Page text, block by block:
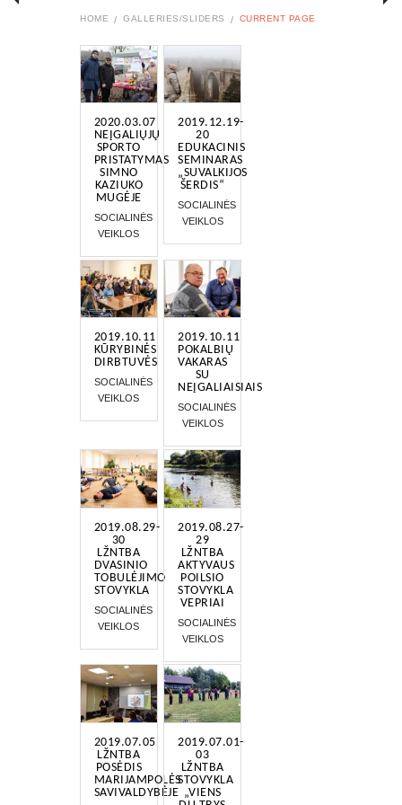
HOME GALLERIES/SLIDERS CURRENT PAGE
2020.03.07
NEĮGALIŲJŲ
SPORTO
PRISTATYMAS
SIMNO
KAZIUKO
MUGĖJE
SOCIALINĖS
VEIKLOS
2019.12.19-
20
EDUKACINIS
SEMINARAS
„SUVALKIJOS
ŠERDIS“
SOCIALINĖS
VEIKLOS
2019.10.11
KŪRYBINĖS
DIRBTUVĖS
SOCIALINĖS
VEIKLOS
2019.10.11
POKALBIŲ
VAKARAS
SU
NEĮGALIAISIAIS
SOCIALINĖS
VEIKLOS
2019.08.29-
30
LŽNTBA
DVASINIO
TOBULĖJIMO
STOVYKLA
SOCIALINĖS
VEIKLOS
2019.08.27-
29
LŽNTBA
AKTYVAUS
POILSIO
STOVYKLA
VEPRIAI
SOCIALINĖS
VEIKLOS
2019.07.05
LŽNTBA
POSĖDIS
MARIJAMPOLĖS
SAVIVALDYBĖJE
2019.07.01-
03
LŽNTBA
STOVYKLA
„VIENS